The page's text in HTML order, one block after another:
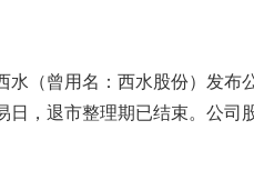
（曾用名：西水股份）发布
日，退市整理期已结束。公司